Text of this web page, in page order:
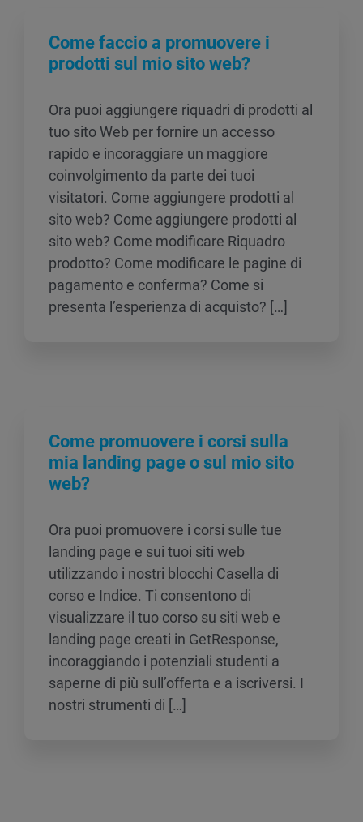
Come faccio a promuovere i
prodotti sul mio sito web?
Ora puoi aggiungere riquadri di prodotti al
tuo sito Web per fornire un accesso
rapido e incoraggiare un maggiore
coinvolgimento da parte dei tuoi
visitatori. Come aggiungere prodotti al
sito web? Come aggiungere prodotti al
sito web? Come modificare Riquadro
prodotto? Come modificare le pagine di
pagamento e conferma? Come si
presenta l’esperienza di acquisto? […]
Come promuovere i corsi sulla
mia landing page o sul mio sito
web?
Ora puoi promuovere i corsi sulle tue
landing page e sui tuoi siti web
utilizzando i nostri blocchi Casella di
corso e Indice. Ti consentono di
visualizzare il tuo corso su siti web e
landing page creati in GetResponse,
incoraggiando i potenziali studenti a
saperne di più sull’offerta e a iscriversi. I
nostri strumenti di […]